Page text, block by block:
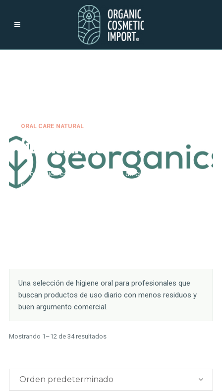
ORAL CARE NATURAL
GEORGANICS
Georganics es una marca clave de cuidado bucodental
natural, con formatos sostenibles y una identidad muy
Una selección de higiene oral para profesionales que
buscan productos de uso diario con menos residuos y
buen argumento comercial.
Mostrando 1–12 de 34 resultados
Orden predeterminado